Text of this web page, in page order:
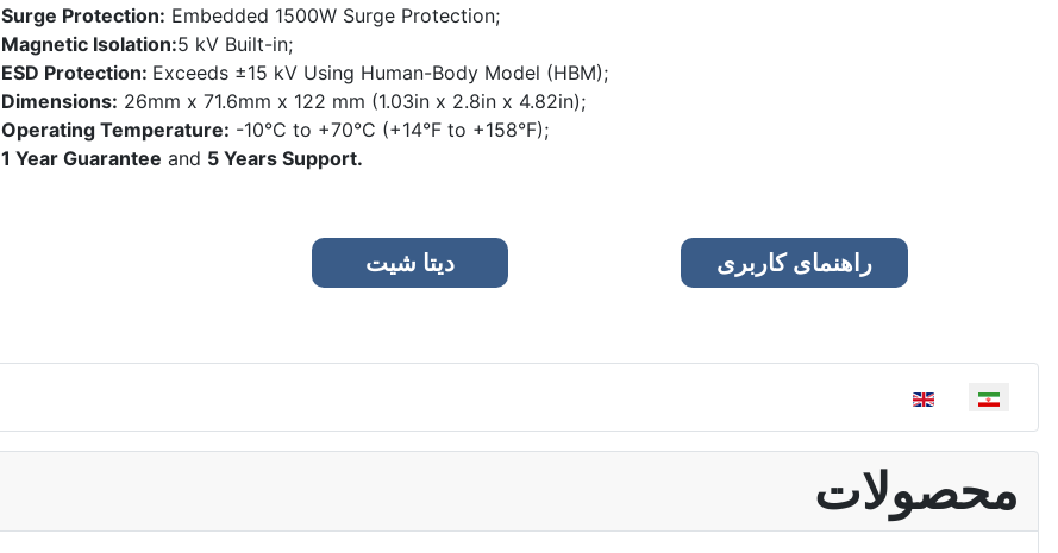
زبان خود را انتخاب کنید
محصولات
Surge Protection: Embedded 1500W Surge Protection;
Magnetic Isolation:5 kV Built-in;
ESD Protection: Exceeds ±15 kV Using Human-Body Model (HBM);
Dimensions: 26mm x 71.6mm x 122 mm (1.03in x 2.8in x 4.82in);
Operating Temperature: -10°C to +70°C (+14°F to +158°F);
1 Year Guarantee and 5 Years Support.
راهنمای کاربری دیتا شیت